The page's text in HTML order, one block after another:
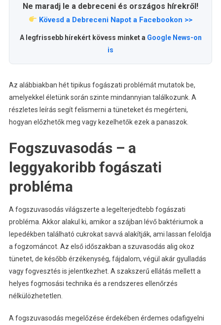
Ne maradj le a debreceni és országos hírekről!
Kövesd a Debreceni Napot a Facebookon >>
A legfrissebb hírekért kövess minket a Google News-on
is
Az alábbiakban hét tipikus fogászati problémát mutatok be,
amelyekkel életünk során szinte mindannyian találkozunk. A
részletes leírás segít felismerni a tüneteket és megérteni,
hogyan előzhetők meg vagy kezelhetők ezek a panaszok.
Fogszuvasodás – a
leggyakoribb fogászati
probléma
A fogszuvasodás világszerte a legelterjedtebb fogászati
probléma. Akkor alakul ki, amikor a szájban lévő baktériumok a
lepedékben található cukrokat savvá alakítják, ami lassan feloldja
a fogzománcot. Az első időszakban a szuvasodás alig okoz
tünetet, de később érzékenység, fájdalom, végül akár gyulladás
vagy fogvesztés is jelentkezhet. A szakszerű ellátás mellett a
helyes fogmosási technika és a rendszeres ellenőrzés
nélkülözhetetlen.
A fogszuvasodás megelőzése érdekében érdemes odafigyelni